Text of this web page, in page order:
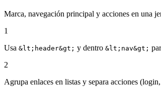
Marca, navegación principal y acciones en una
1
Usa &lt;header&gt; y dentro &lt;nav&gt;
2
Agrupa enlaces en listas y separa acciones